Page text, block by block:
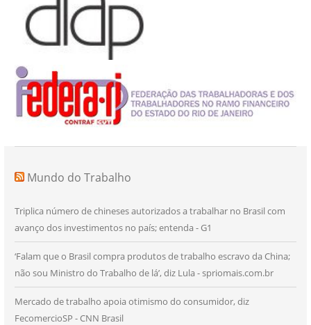
Mundo do Trabalho
Triplica número de chineses autorizados a trabalhar no Brasil com
avanço dos investimentos no país; entenda - G1
‘Falam que o Brasil compra produtos de trabalho escravo da China;
não sou Ministro do Trabalho de lá’, diz Lula - spriomais.com.br
Mercado de trabalho apoia otimismo do consumidor, diz
FecomercioSP - CNN Brasil